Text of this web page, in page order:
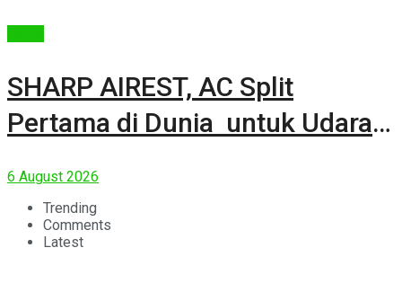
SHARP AIREST, AC Split
Pertama di Dunia untuk Udara
6 August 2026
Trending
Comments
Latest